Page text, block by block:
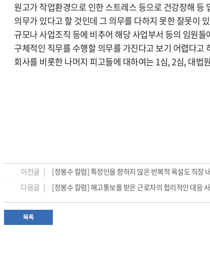
원고가 작업환경으로 인한 스트레스 등으로 건강장해
의무가 있다고 할 것인데 그 의무를 다하지 못한 잘못이
규모나 사업조직 등에 비추어 해당 사업부서 등의 임원
구체적인 직무를 수행할 의무를 가진다고 보기 어렵다
회사를 비롯한 나머지 피고들에 대하여는 1심, 2심, 대법
이전글 |
[정봉수 칼럼] 특정인을 향하지 않은 반복적 욕설도 직장
다음글 |
[정봉수 칼럼] 해고통보를 받은 근로자의 합리적인 대응